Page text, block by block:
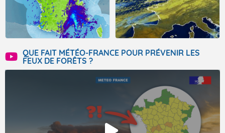
QUE FAIT MÉTÉO-FRANCE POUR PRÉVENIR LES
FEUX DE FORÊTS ?